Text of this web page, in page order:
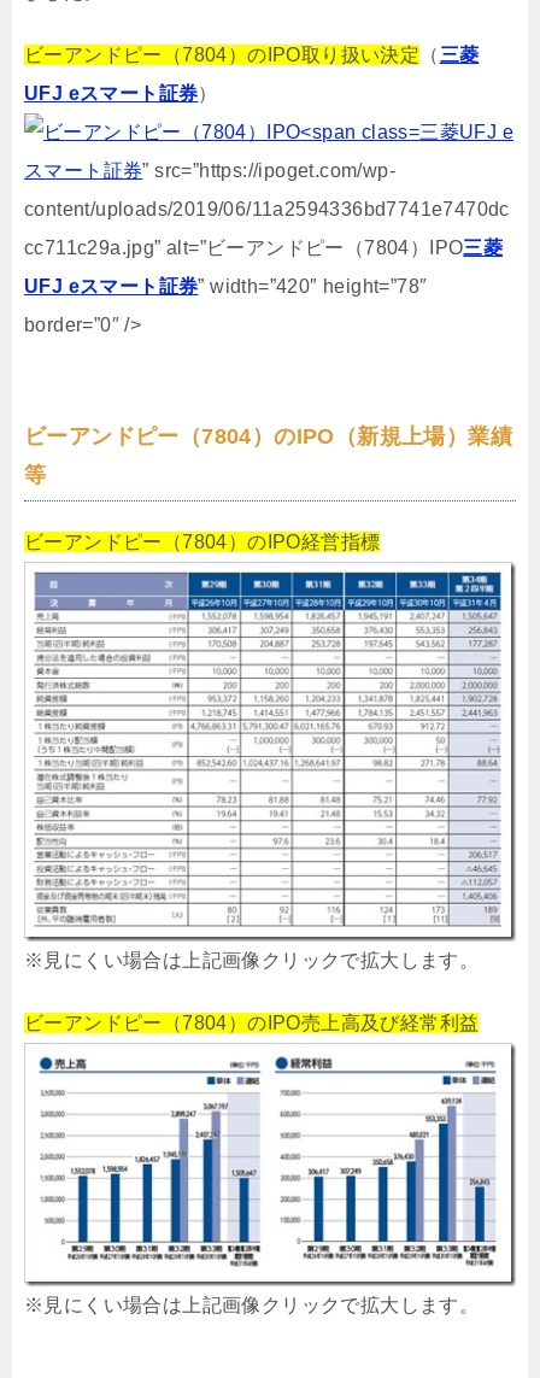
ビーアンドピー（7804）のIPO取り扱い決定 （ 三菱
UFJ eスマート証券）
三菱UFJ e
スマート証券” src=”https://ipoget.com/wp-
content/uploads/2019/06/11a2594336bd7741e7470dc
cc711c29a.jpg” alt=”ビーアンドピー（7804）IPO三菱
UFJ eスマート証券” width=”420″ height=”78″
border=”0″ />
ビーアンドピー（7804）のIPO（新規上場）業績
等
ビーアンドピー（7804）のIPO経営指標
※見にくい場合は上記画像クリックで拡大します。
ビーアンドピー（7804）のIPO売上高及び経常利益
※見にくい場合は上記画像クリックで拡大します。